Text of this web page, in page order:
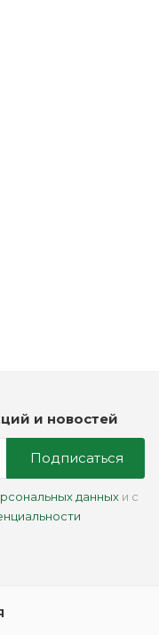
и новостей
Подписаться
данныхи с